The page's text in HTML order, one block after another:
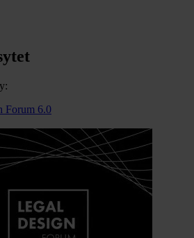
Forum 6.0